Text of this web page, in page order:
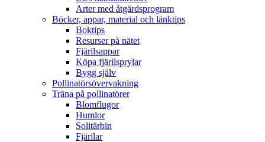
Arter med åtgärdsprogram
Böcker, appar, material och länktips
Boktips
Resurser på nätet
Fjärilsappar
Köpa fjärilsprylar
Bygg själv
Pollinatörsövervakning
Träna på pollinatörer
Blomflugor
Humlor
Solitärbin
Fjärilar